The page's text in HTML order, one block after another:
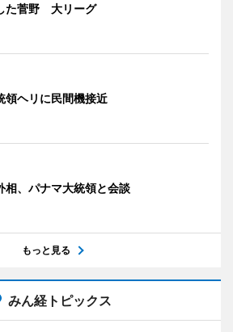
た菅野 大リーグ
領ヘリに民間機接近
相、パナマ大統領と会談
もっと見る
みん経トピックス